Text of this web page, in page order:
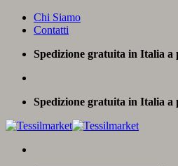
Salta
Chi Siamo
Contatti
Spedizione gratuita in Italia a
Spedizione gratuita in Italia a